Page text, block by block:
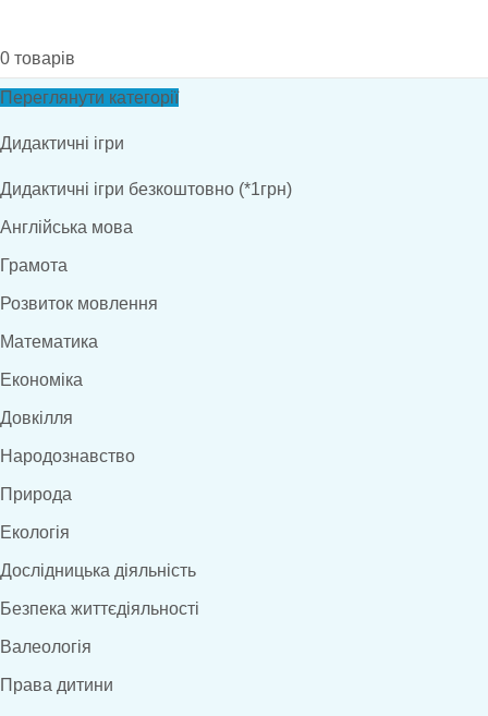
0 товарів
Переглянути категорії
Дидактичні ігри
Дидактичні ігри безкоштовно (*1грн)
Англійська мова
Грамота
Розвиток мовлення
Математика
Економіка
Довкілля
Народознавство
Природа
Екологія
Дослідницька діяльність
Безпека життєдіяльності
Валеологія
Права дитини